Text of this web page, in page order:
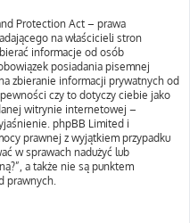
Protection Act – prawa
na właścicieli stron
informacje od osób
posiadania pisemnej
zbieranie informacji prywatnych od
czy to dotyczy ciebie jako
witrynie internetowej –
phpBB Limited i
prawnej z wyjątkiem przypadku
w sprawach nadużyć lub
a także nie są punktem
prawnych.